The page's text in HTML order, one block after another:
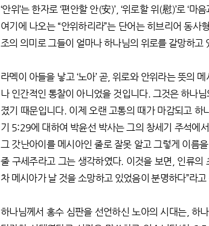
‘안위’는 한자로 ‘편안할 안(安)’, ‘위로할 위(慰)’로 ‘
여기에 나오는 “안위하리라”는 단어는 히브리어 동사
조의 의미로 그들이 얼마나 하나님의 위로를 갈망하고
라멕이 아들을 낳고 ‘노아’ 곧, 위로와 안위라는 뜻의
나 인간적인 통찰이 아니었을 것입니다. 그것은 하나
졌기 때문입니다. 이제 오랜 고통의 때가 마감되고 하
기 5:29에 대하여 박윤선 박사는 그의 창세기 주석에서,
그 갓난아이를 메시아인 줄로 잘못 알고 그렇게 이름
줄 구세주라고 그는 생각하였다. 이것을 보면, 인류
차 메시아가 날 것을 소망하고 있었음이 분명하다”라
하나님께서 홍수 심판을 선언하신 노아의 시대는, 하